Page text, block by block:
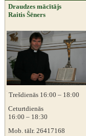
Draudzes mācītājs
Raitis Šēners
Trešdienās 16:00 – 18:00
Ceturtdienās
16:00 – 18:30
Mob. tālr. 26417168